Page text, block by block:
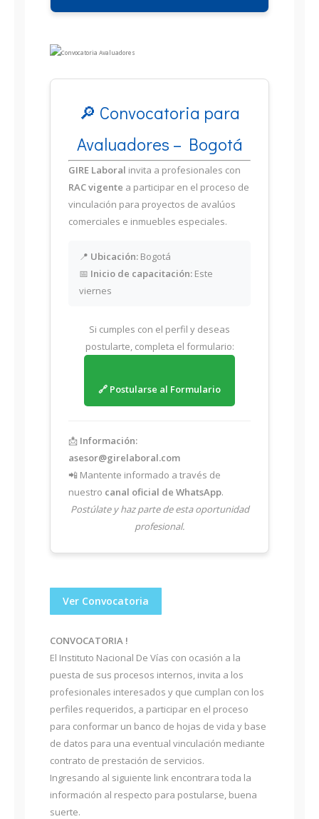
🔎 Convocatoria para
Avaluadores – Bogotá
GIRE Laboral invita a profesionales con
RAC vigente a participar en el proceso de
vinculación para proyectos de avalúos
comerciales e inmuebles especiales.
📍 Ubicación: Bogotá
📅 Inicio de capacitación: Este
viernes
Si cumples con el perfil y deseas
postularte, completa el formulario:
🔗 Postularse al Formulario
📩 Información:
asesor@girelaboral.com
📲 Mantente informado a través de
nuestro canal oficial de WhatsApp.
Postúlate y haz parte de esta oportunidad
profesional.
Ver Convocatoria
CONVOCATORIA !
El Instituto Nacional De Vías con ocasión a la
puesta de sus procesos internos, invita a los
profesionales interesados y que cumplan con los
perfiles requeridos, a participar en el proceso
para conformar un banco de hojas de vida y base
de datos para una eventual vinculación mediante
contrato de prestación de servicios.
Ingresando al siguiente link encontrara toda la
información al respecto para postularse, buena
suerte.